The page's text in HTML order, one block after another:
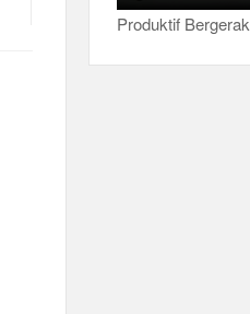
Produktif Bergerak